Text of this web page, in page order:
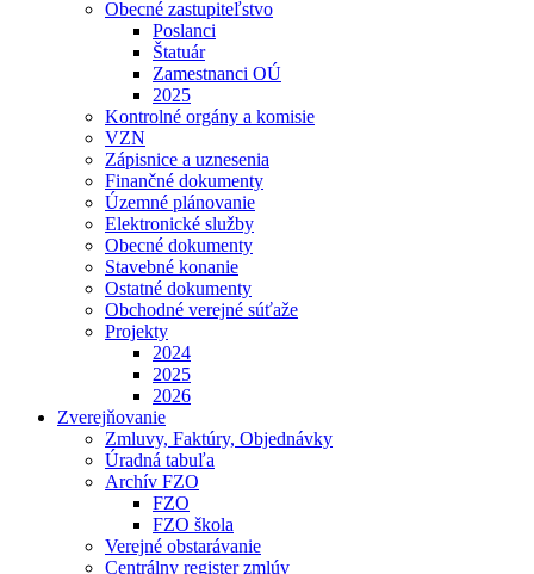
Obecné zastupiteľstvo
Poslanci
Štatuár
Zamestnanci OÚ
2025
Kontrolné orgány a komisie
VZN
Zápisnice a uznesenia
Finančné dokumenty
Územné plánovanie
Elektronické služby
Obecné dokumenty
Stavebné konanie
Ostatné dokumenty
Obchodné verejné súťaže
Projekty
2024
2025
2026
Zverejňovanie
Zmluvy, Faktúry, Objednávky
Úradná tabuľa
Archív FZO
FZO
FZO škola
Verejné obstarávanie
Centrálny register zmlúv